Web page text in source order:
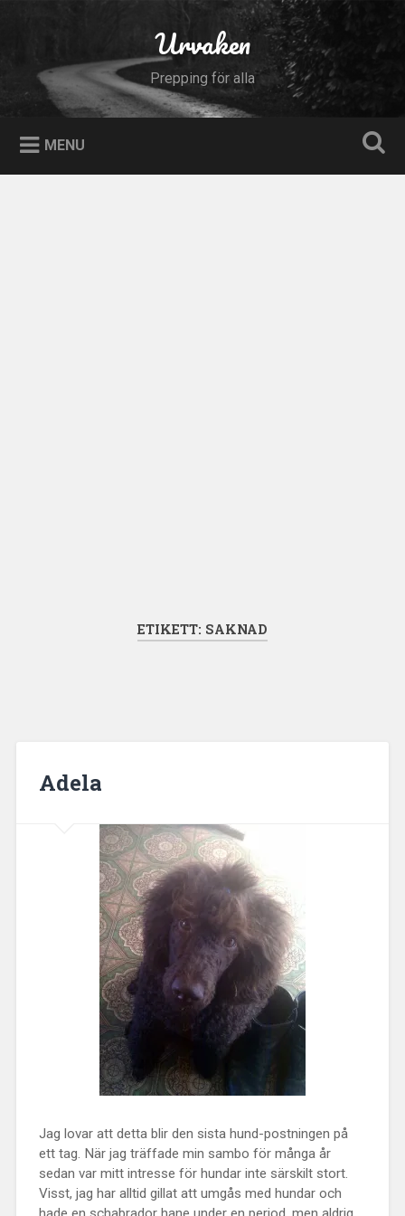
Urvaken
Prepping för alla
MENU
ETIKETT: SAKNAD
Adela
Jag lovar att detta blir den sista hund-postningen på
ett tag. När jag träffade min sambo för många år
sedan var mitt intresse för hundar inte särskilt stort.
Visst, jag har alltid gillat att umgås med hundar och